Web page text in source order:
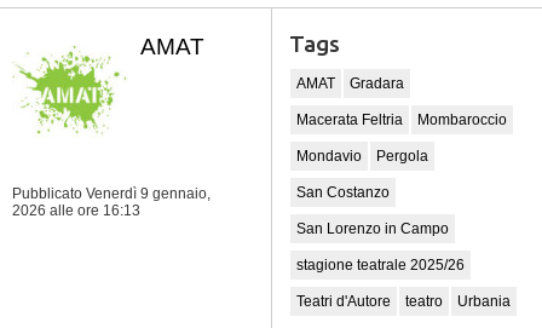
AMAT
Pubblicato Venerdì 9 gennaio,
2026 alle ore 16:13
Tags
AMAT Gradara
Macerata Feltria Mombaroccio
Mondavio Pergola
San Costanzo
San Lorenzo in Campo
stagione teatrale 2025/26
Teatri d'Autore teatro Urbania